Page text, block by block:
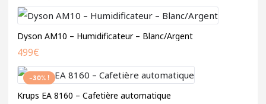
Dyson AM10 – Humidificateur – Blanc/Argent
499€
-30% !
Krups EA 8160 – Cafetière automatique